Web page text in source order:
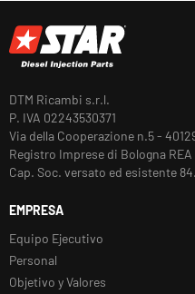
DTM Ricambi s.r.l.
P. IVA 02243530371
Via della Cooperazione n.5 -
Registro Imprese di Bologna REA
Cap. Soc. versato ed esistente
EMPRESA
Equipo Ejecutivo
Personal
Objetivo y Valores